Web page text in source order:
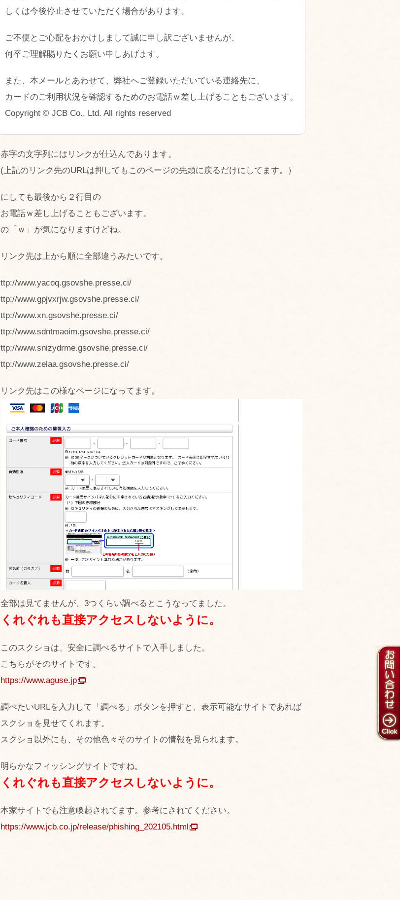
しくは今後停止させていただく場合があります。
ご不便とご心配をおかけしまして誠に申し訳ございませんが、
何卒ご理解賜りたくお願い申しあげます。
また、本メールとあわせて、弊社へご登録いただいている連絡先に、
カードのご利用状況を確認するためのお電話ｗ差し上げることもございます。
Copyright © JCB Co., Ltd. All rights reserved
赤字の文字列にはリンクが仕込んであります。
(上記のリンク先のURLは押してもこのページの先頭に戻るだけにしてます。）
にしても最後から２行目の
お電話ｗ差し上げることもございます。
の「ｗ」が気になりますけどね。
リンク先は上から順に全部違うみたいです。
ttp://www.yacoq.gsovshe.presse.ci/
ttp://www.gpjvxrjw.gsovshe.presse.ci/
ttp://www.xn.gsovshe.presse.ci/
ttp://www.sdntmaoim.gsovshe.presse.ci/
ttp://www.snizydrme.gsovshe.presse.ci/
ttp://www.zelaa.gsovshe.presse.ci/
リンク先はこの様なページになってます。
全部は見てませんが、3つくらい調べるとこうなってました。
くれぐれも直接アクセスしないように。
このスクショは、安全に調べるサイトで入手しました。
こちらがそのサイトです。
https://www.aguse.jp
調べたいURLを入力して「調べる」ボタンを押すと、表示可能なサイトであれば
スクショを見せてくれます。
スクショ以外にも、その他色々そのサイトの情報を見られます。
明らかなフィッシングサイトですね。
くれぐれも直接アクセスしないように。
本家サイトでも注意喚起されてます。参考にされてください。
https://www.jcb.co.jp/release/phishing_202105.html